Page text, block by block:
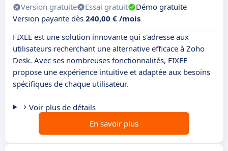
Version gratuite Essai gratuit
Démo gratuite
Version payante dès 240,00 € /mois
FIXEE est une solution innovante qui s'adresse aux
utilisateurs recherchant une alternative efficace à Zoho
Desk. Avec ses nombreuses fonctionnalités, FIXEE
propose une expérience intuitive et adaptée aux besoins
spécifiques de chaque utilisateur.
Voir plus de détails
En savoir plus